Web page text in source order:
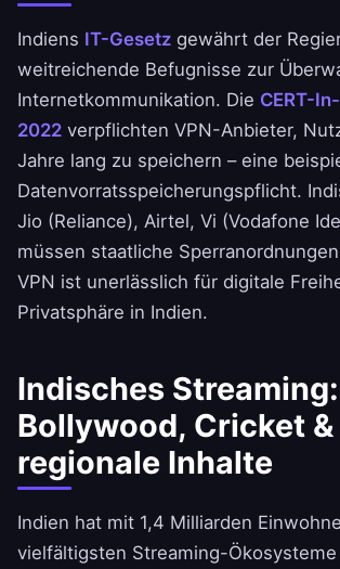
Indiens IT-Gesetz gewährt der
weitreichende Befugnisse zur
Internetkommunikation. Die CERT-
2022 verpflichten VPN-Anbieter,
Jahre lang zu speichern – eine
Datenvorratsspeicherungspflicht.
Jio (Reliance), Airtel, Vi (Vodafone
müssen staatliche
VPN ist unerlässlich für digitale
Privatsphäre in Indien.
Indisches Streaming:
Bollywood, Cricket &
regionale Inhalte
Indien hat mit 1,4 Milliarden
vielfältigsten Streaming-Ökosysteme